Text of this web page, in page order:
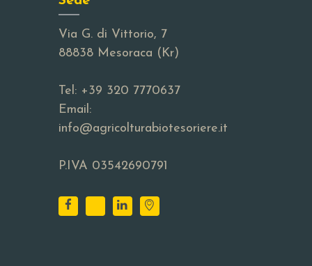
Via G. di Vittorio, 7
88838 Mesoraca (Kr)
Tel: +39 320 7770637
Email:
info@agricolturabiotesoriere.it
P.IVA 03542690791